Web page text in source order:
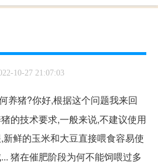
10-27 21:07:03
养猪?你好,根据这个问题我来回
的技术要求,一般来说,不建议使用
鲜的玉米和大豆直接喂食容易使
猪在催肥阶段为何不能饲喂过多